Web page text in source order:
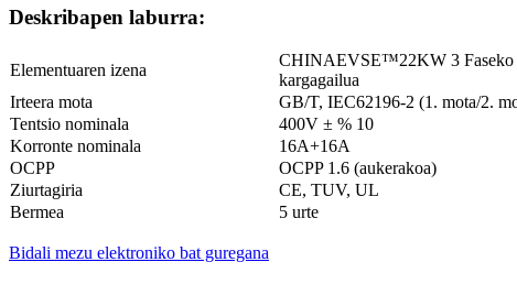
Deskribapen laburra:
Elementuaren izena
CHINAEVSE™️22KW 3 Faseko
kargagailua
Irteera mota
GB/T, IEC62196-2 (1. mota/2.
Tentsio nominala
400V ± % 10
Korronte nominala
16A+16A
OCPP
OCPP 1.6 (aukerakoa)
Ziurtagiria
CE, TUV, UL
Bermea
5 urte
Bidali mezu elektroniko bat guregana